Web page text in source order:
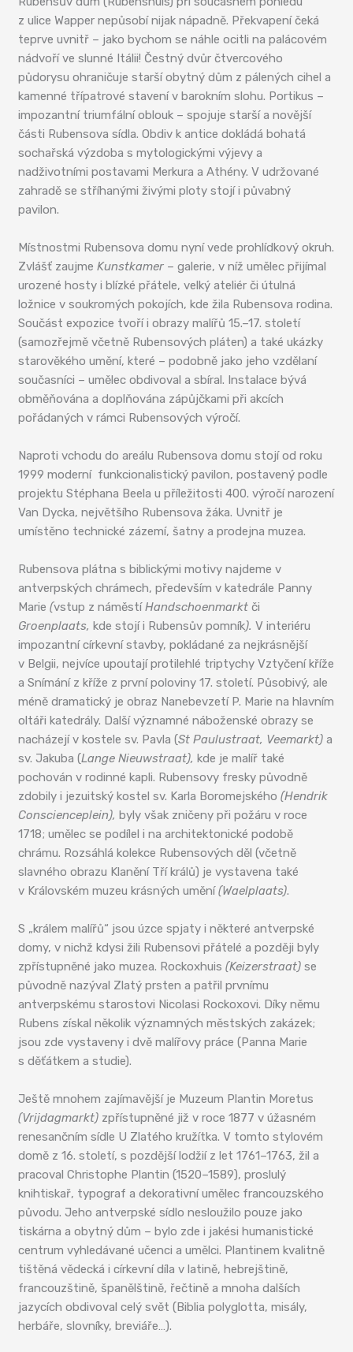
z ulice Wapper nepůsobí nijak nápadně. Překvapení čeká
teprve uvnitř – jako bychom se náhle ocitli na palácovém
nádvoří ve slunné Itálii! Čestný dvůr čtvercového
půdorysu ohraničuje starší obytný dům z pálených cihel a
kamenné třípatrové stavení v barokním slohu. Portikus –
impozantní triumfální oblouk – spojuje starší a novější
části Rubensova sídla. Obdiv k antice dokládá bohatá
sochařská výzdoba s mytologickými výjevy a
nadživotními postavami Merkura a Athény. V udržované
zahradě se stříhanými živými ploty stojí i půvabný
pavilon.
Místnostmi Rubensova domu nyní vede prohlídkový okruh.
Zvlášť zaujmeKunstkamer – galerie, v níž umělec přijímal
urozené hosty i blízké přátele, velký ateliér či útulná
ložnice v soukromých pokojích, kde žila Rubensova rodina.
Součást expozice tvoří i obrazy malířů 15.–17. století
(samozřejmě včetně Rubensových pláten) a také ukázky
starověkého umění, které – podobně jako jeho vzdělaní
současníci – umělec obdivoval a sbíral. Instalace bývá
obměňována a doplňována zápůjčkami při akcích
pořádaných v rámci Rubensových výročí.
Naproti vchodu do areálu Rubensova domu stojí od roku
1999 moderní funkcionalistický pavilon, postavený podle
projektu Stéphana Beela u příležitosti 400. výročí narození
Van Dycka, největšího Rubensova žáka. Uvnitř je
umístěno technické zázemí, šatny a prodejna muzea.
Rubensova plátna s biblickými motivy najdeme v
antverpských chrámech, především v katedrále Panny
Marie(vstup z náměstíHandschoenmarktči
Groenplaats,kde stojí i Rubensův pomník).V interiéru
impozantní církevní stavby, pokládané za nejkrásnější
v Belgii, nejvíce upoutají protilehlé triptychy Vztyčení kříže
a Snímání z kříže z první poloviny 17. století. Působivý, ale
méně dramatický je obraz Nanebevzetí P. Marie na hlavním
oltáři katedrály. Další významné náboženské obrazy se
nacházejí v kostele sv. Pavla (St Paulustraat, Veemarkt) a
sv. Jakuba (Lange Nieuwstraat), kde je malíř také
pochován v rodinné kapli. Rubensovy fresky původně
zdobily i jezuitský kostel sv. Karla Boromejského(Hendrik
Conscienceplein), byly však zničeny při požáru v roce
1718; umělec se podílel i na architektonické podobě
chrámu. Rozsáhlá kolekce Rubensových děl (včetně
slavného obrazu Klanění Tří králů) je vystavena také
v Královském muzeu krásných umění(Waelplaats).
S „králem malířů“ jsou úzce spjaty i některé antverpské
domy, v nichž kdysi žili Rubensovi přátelé a později byly
zpřístupněné jako muzea. Rockoxhuis(Keizerstraat) se
původně nazýval Zlatý prsten a patřil prvnímu
antverpskému starostovi Nicolasi Rockoxovi. Díky němu
Rubens získal několik významných městských zakázek;
jsou zde vystaveny i dvě malířovy práce (Panna Marie
s děťátkem a studie).
Ještě mnohem zajímavější je Muzeum Plantin Moretus
(Vrijdagmarkt) zpřístupněné již v roce 1877 v úžasném
renesančním sídle U Zlatého kružítka. V tomto stylovém
domě z 16. století, s pozdější lodžií z let 1761–1763, žil a
pracoval Christophe Plantin (1520–1589), proslulý
knihtiskař, typograf a dekorativní umělec francouzského
původu. Jeho antverpské sídlo nesloužilo pouze jako
tiskárna a obytný dům – bylo zde i jakési humanistické
centrum vyhledávané učenci a umělci. Plantinem kvalitně
tištěná vědecká i církevní díla v latině, hebrejštině,
francouzštině, španělštině, řečtině a mnoha dalších
jazycích obdivoval celý svět (Biblia polyglotta, misály,
herbáře, slovníky, breviáře…).